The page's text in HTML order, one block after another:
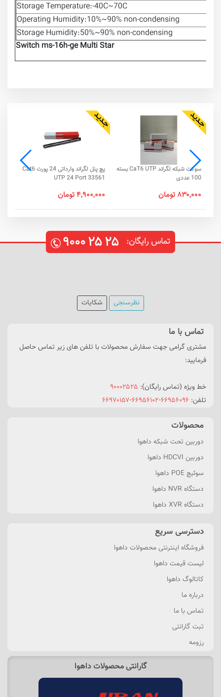
Storage Temperature:-40C~70C
Operating Humidity:10%~90% non-condensing
Storage Humidity:50%~90% non-condensing
Switch ms-16h-ge Multi Star
سوکت شبکه لگراند CaT6 UTP بسته
100 عددی
۸۳۰,۰۰۰ تومان
پچ پنل لگراند وارداتی 24 پورت Cat6
UTP 24 Port 33561
۴,۹۰۰,۰۰۰ تومان
تماس رایگان: ۹۰۰۰۲۵۲۵
نظرسنجی شکایات
تماس با ما
مشتری گرامی جهت سفارش محصولات با تلفن های زیر تماس حاصل
فرمایید:
خط ویژه (تماس رایگان): ۹۰۰۰۲۵۲۵
تلفن: ۶۶۹۵۶۰۹۶-۶۶۹۵۶۱۰۲-۶۶۹۷۰۱۵۷
محصولات
دوربین تحت شبکه داهوا
دوربین HDCVI داهوا
سوئیچ POE داهوا
دستگاه NVR داهوا
دستگاه XVR داهوا
دسترسی سریع
فروشگاه اینترنتی محصولات داهوا
لیست قیمت داهوا
کاتالوگ داهوا
درباره ما
تماس با ما
ثبت گارانتی
رزومه
گارانتی محصولات داهوا